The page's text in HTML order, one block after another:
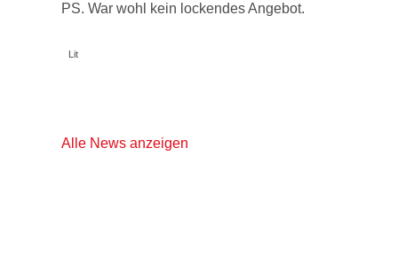
PS. War wohl kein lockendes Angebot.
Lit
Alle News anzeigen